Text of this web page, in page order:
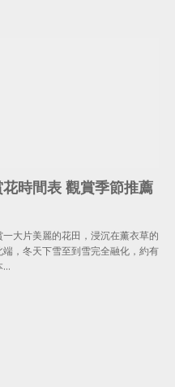
花時間表 觀賞季節推薦
大片美麗的花田，浸沉在薰衣草的
，冬天下雪至到雪完全融化，約有
…